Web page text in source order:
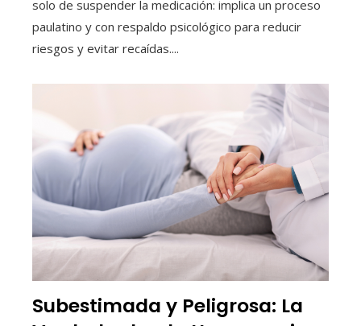
solo de suspender la medicación: implica un proceso
paulatino y con respaldo psicológico para reducir
riesgos y evitar recaídas....
Subestimada y Peligrosa: La